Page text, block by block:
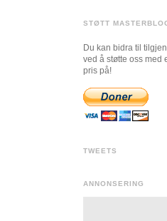
STØTT
Du kan bidra til
ved å støtte oss med
pris på!
TWEETS
ANNONSERING